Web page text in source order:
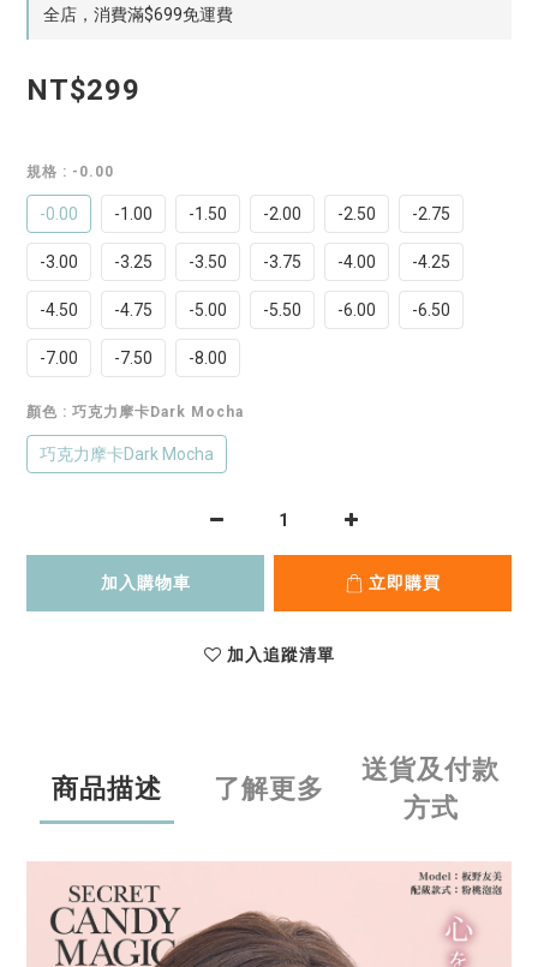
全店，消費滿$699免運費
NT$299
規格 : -0.00
-0.00 -1.00 -1.50 -2.00 -2.50 -2.75
-3.00 -3.25 -3.50 -3.75 -4.00 -4.25
-4.50 -4.75 -5.00 -5.50 -6.00 -6.50
-7.00 -7.50 -8.00
顏色 : 巧克力摩卡Dark Mocha
巧克力摩卡Dark Mocha
加入購物車 立即購買
加入追蹤清單
商品描述 了解更多
送貨及付款
方式